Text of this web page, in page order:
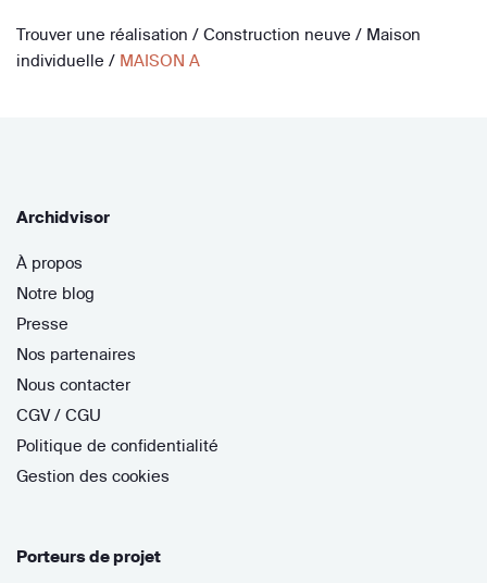
Trouver une réalisation / Construction neuve / Maison
individuelle / MAISON A
Archidvisor
À propos
Notre blog
Presse
Nos partenaires
Nous contacter
CGV / CGU
Politique de confidentialité
Gestion des cookies
Porteurs de projet